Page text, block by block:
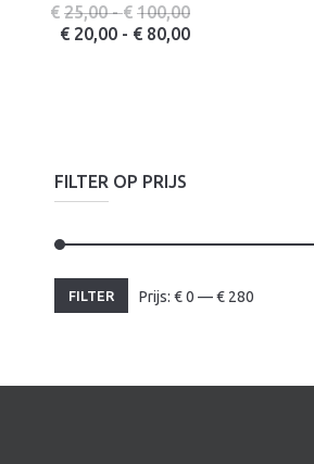
€ 25,00 - € 100,00Prijsklasse: €
€ 20,00 - € 80,00Prijsklasse: €
FILTER OP PRIJS
Min.
prijs
Max.
prijs
FILTER Prijs: €0 —€ 280